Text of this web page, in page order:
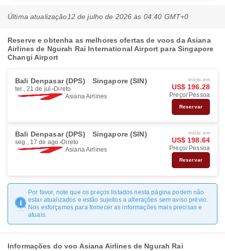
Última atualização12 de julho de 2026 às 04:40 GMT+0
Reserve e obtenha as melhores ofertas de voos da Asiana
Airlines de Ngurah Rai International Airport para Singapore
Changi Airport
Bali Denpasar (DPS) Singapore (SIN)
ter., 21 de jul. Direto
Asiana Airlines
Início em
US$ 196.28
Preço/ Pessoa
Reservar
Bali Denpasar (DPS) Singapore (SIN)
seg., 17 de ago. Direto
Asiana Airlines
Início em
US$ 198.64
Preço/ Pessoa
Reservar
Por favor, note que os preços listados nesta página podem não
estar atualizados e estão sujeitos a alterações sem aviso prévio.
Nos esforçamos para fornecer as informações mais precisas e
atuais.
Informações do voo Asiana Airlines de Ngurah Rai